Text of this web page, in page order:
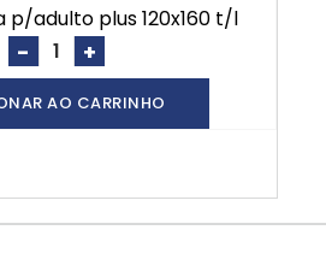
p/adulto plus 120x160 t/l
- +
AO CARRINHO